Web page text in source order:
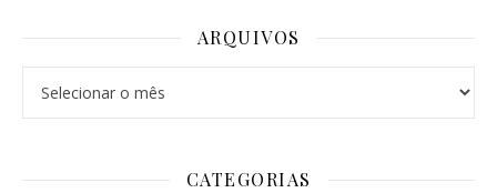
ARQUIVOS
CATEGORIAS